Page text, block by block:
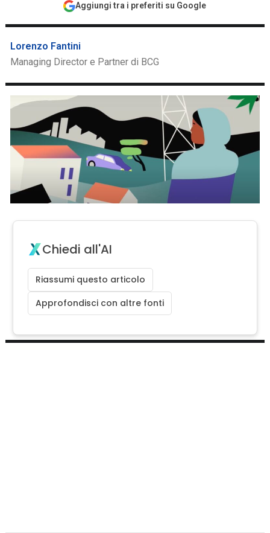
Aggiungi tra i preferiti su Google
Lorenzo Fantini
Managing Director e Partner di BCG
Chiedi all'AI
Riassumi questo articolo
Approfondisci con altre fonti